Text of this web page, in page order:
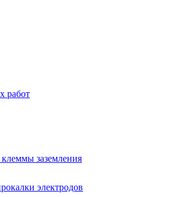
работ
заземления
электродов